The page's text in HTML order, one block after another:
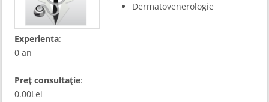
Dermatovenerologie
Experienta:
0 an
Preț consultație:
0.00Lei